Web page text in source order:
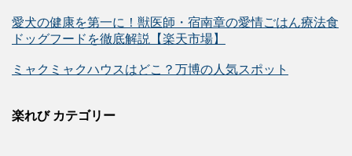
愛犬の健康を第一に！獣医師・宿南章の愛情ごはん療法食
ドッグフードを徹底解説【楽天市場】
ミャクミャクハウスはどこ？万博の人気スポット
楽れび カテゴリー